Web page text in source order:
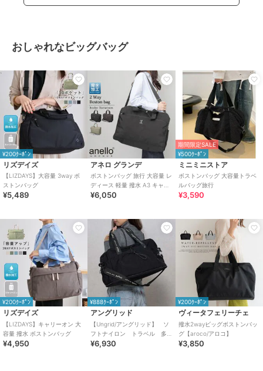
おしゃれなビッグバッグ
¥200ｸｰﾎﾟﾝ
リズデイズ
【LIZDAYS】大容量 3way ボ
ストンバッグ
¥5,489
アネロ グランデ
ボストンバッグ 旅行 大容量 レ
ディース 軽量 撥水 A3 キャリ
ーオン 多収納 おしゃれ シンプ
¥6,050
期間限定SALE
¥500ｸｰﾎﾟﾝ
ミニミニストア
ボストンバッグ 大容量トラベ
ルバッグ旅行
¥3,590
¥200ｸｰﾎﾟﾝ
リズデイズ
【LIZDAYS】キャリーオン 大
容量 撥水 ボストンバッグ
¥4,950
¥888ｸｰﾎﾟﾝ
アングリッド
【Ungrid/アングリッド】 ソ
フトナイロン トラベル 多
機能マルチ ビッグボストン
¥6,930
¥200ｸｰﾎﾟﾝ
ヴィータフェリーチェ
撥水2wayビッグボストンバッ
グ【aroco/アロコ】
¥3,850